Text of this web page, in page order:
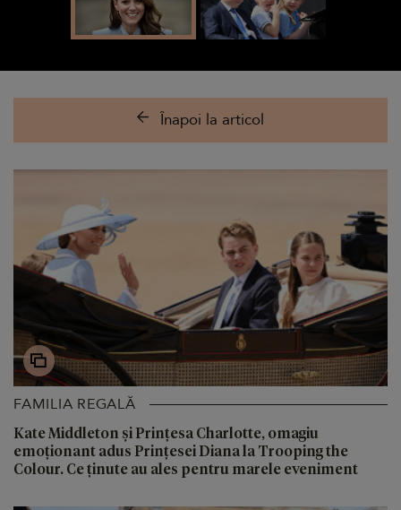
Înapoi la articol
FAMILIA REGALĂ
Kate Middleton și Prințesa Charlotte, omagiu
emoționant adus Prințesei Diana la Trooping the
Colour. Ce ținute au ales pentru marele eveniment